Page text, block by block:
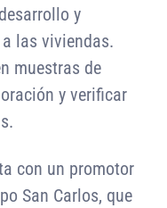
y
las viviendas.
muestras de
y verificar
con un promotor
San Carlos, que